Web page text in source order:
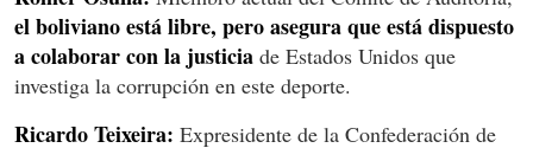
el boliviano está libre, pero asegura que está dispuesto
a colaborar con la justicia de Estados Unidos que
investiga la corrupción en este deporte.
Ricardo Teixeira: Expresidente de la Confederación de